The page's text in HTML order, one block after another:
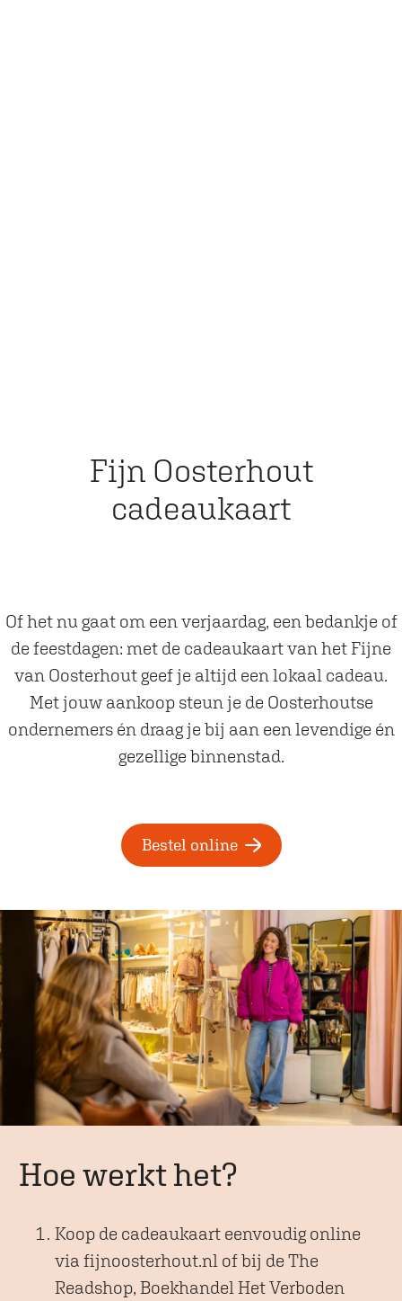
Fijn Oosterhout
cadeaukaart
Of het nu gaat om een verjaardag, een bedankje of
de feestdagen: met de cadeaukaart van het Fijne
van Oosterhout geef je altijd een lokaal cadeau.
Met jouw aankoop steun je de Oosterhoutse
ondernemers én draag je bij aan een levendige én
gezellige binnenstad.
Bestel online
Hoe werkt het?
Koop de cadeaukaart eenvoudig online
via fijnoosterhout.nl of bij de The
Readshop, Boekhandel Het Verboden